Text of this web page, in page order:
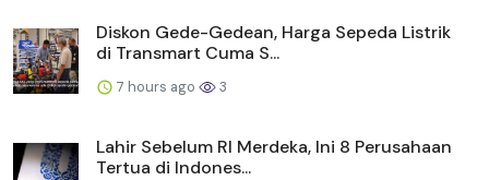
Diskon Gede-Gedean, Harga Sepeda Listrik
di Transmart Cuma S...
7 hours ago 3
Lahir Sebelum RI Merdeka, Ini 8 Perusahaan
Tertua di Indones...